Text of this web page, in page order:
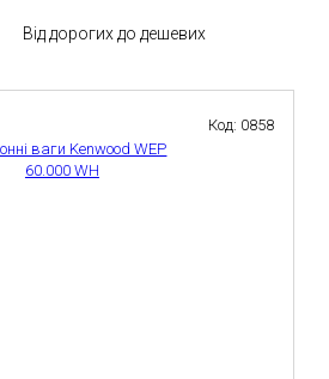
Від дорогих до дешевих
Код: 0858